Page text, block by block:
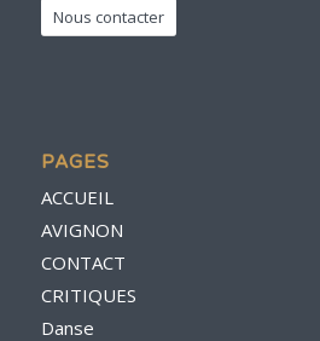
Nous contacter
PAGES
ACCUEIL
AVIGNON
CONTACT
CRITIQUES
Danse